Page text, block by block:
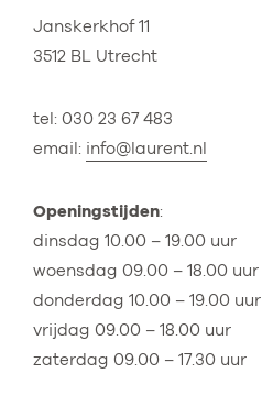
Janskerkhof 11
3512 BL Utrecht
tel: 030 23 67 483
email: info@laurent.nl
Openingstijden:
dinsdag 10.00 – 19.00 uur
woensdag 09.00 – 18.00 uur
donderdag 10.00 – 19.00 uur
vrijdag 09.00 – 18.00 uur
zaterdag 09.00 – 17.30 uur